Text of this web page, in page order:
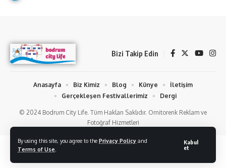
By using this site, you agree to the Privacy Policy and
Terms of Use
Kabul
et
Bizi Takip Edin
© 2024 Bodrum City Life. Tüm Hakları Saklıdır. Ornitorenk Reklam ve
Fotoğraf Hizmetleri
Anasayfa Biz Kimiz Blog Künye
İletişim
Gerçekleşen Festivallerimiz
Dergi